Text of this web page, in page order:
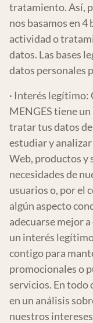
tratamiento. Así,
nos basamos en 4
actividad o
datos. Las bases
datos personales
· Interés legítimo:
MENGES tiene
tratar tus datos
estudiar y
Web, productos y
necesidades de
usuarios o, por el
algún aspecto
adecuarse mejor
un interés
contigo para
promocionales o
servicios. En todo
en un análisis
nuestros